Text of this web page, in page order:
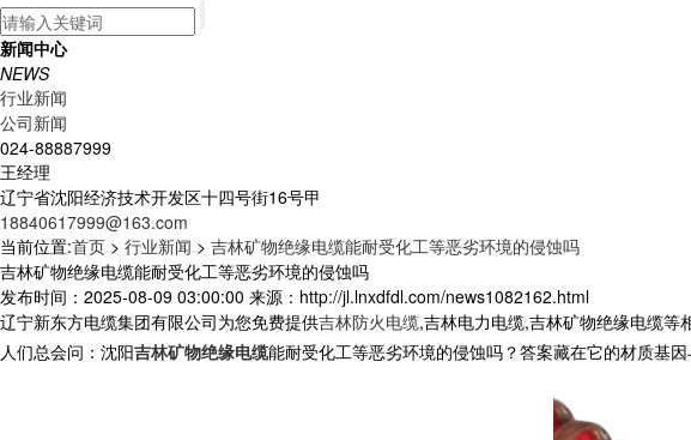
新闻中心
NEWS
行业新闻
公司新闻
024-88887999
王经理
辽宁省沈阳经济技术开发区十四号街16号甲
18840617999@163.com
当前位置:首页 > 行业新闻 > 吉林矿物绝缘电缆能耐受化工等恶劣环境的侵蚀吗
吉林矿物绝缘电缆能耐受化工等恶劣环境的侵蚀吗
发布时间：2025-08-09 03:00:00 来源：http://jl.lnxdfdl.com/news1082162.html
辽宁新东方电缆集团有限公司为您免费提供吉林防火电缆,吉林电力电缆,吉林矿物绝缘电缆等
人们总会问： 沈阳吉林矿物绝缘电缆能耐受化工等恶劣环境的侵蚀吗？答案藏在它的材质基